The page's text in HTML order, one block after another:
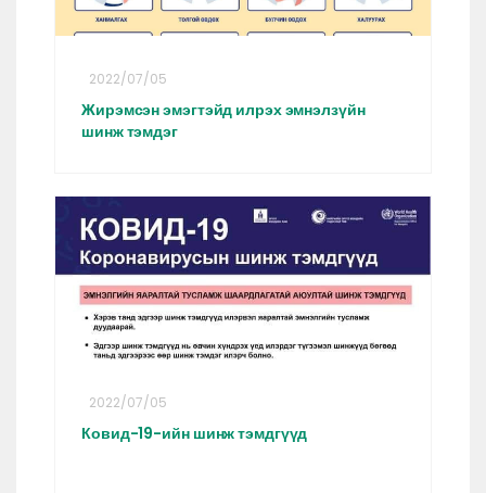
2022/07/05
Жирэмсэн эмэгтэйд илрэх эмнэлзүйн
шинж тэмдэг
2022/07/05
Ковид-19-ийн шинж тэмдгүүд